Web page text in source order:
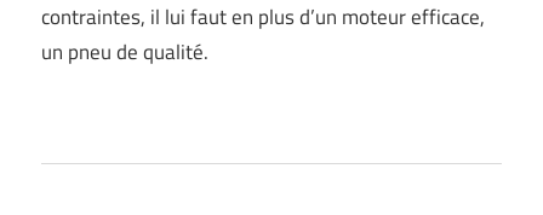
contraintes, il lui faut en plus d’un moteur efficace,
un pneu de qualité.